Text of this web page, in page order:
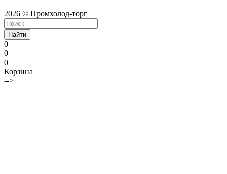
2026 © Промхолод-торг
Найти
0
0
0
Корзина
-->